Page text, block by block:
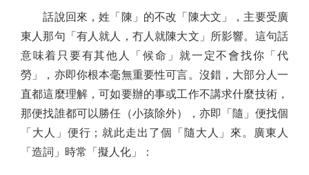
話說回來，姓「陳」的不改「陳大文」，主要受廣
東人那句「有人就人，冇人就陳大文」所影響。這句話
意味着只要有其他人「候命」就一定不會找你「代
勞」，亦即你根本毫無重要性可言。沒錯，大部分人一
直都這麼理解，可如要辦的事或工作不講求什麼技術，
那便找誰都可以勝任（小孩除外），亦即「隨」便找個
「大人」便行；就此走出了個「隨大人」來。廣東人
「造詞」時常「擬人化」：